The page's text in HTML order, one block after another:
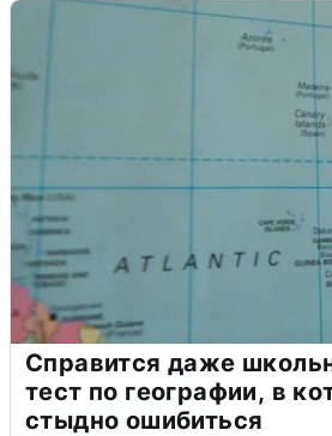
Справится даже
тест по географии, в
стыдно ошибиться